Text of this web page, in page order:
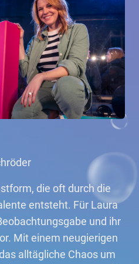
die oft durch die
entsteht. Für Laura
und ihr
Mit einem neugierigen
alltägliche Chaos um